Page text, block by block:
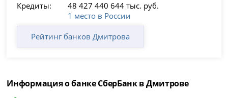
Кредиты:
48 427 440 644 тыс. руб.
1 место в России
Рейтинг банков Дмитрова
Информация о банке СберБанк в Дмитрове